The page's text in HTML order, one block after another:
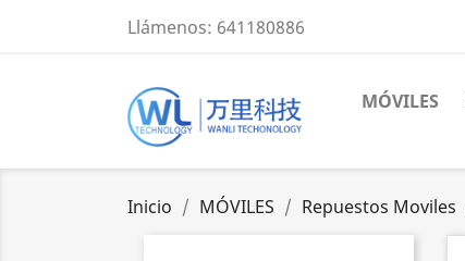
Llámenos: 641180886
MÓVILES
Inicio MÓVILES Repuestos Moviles